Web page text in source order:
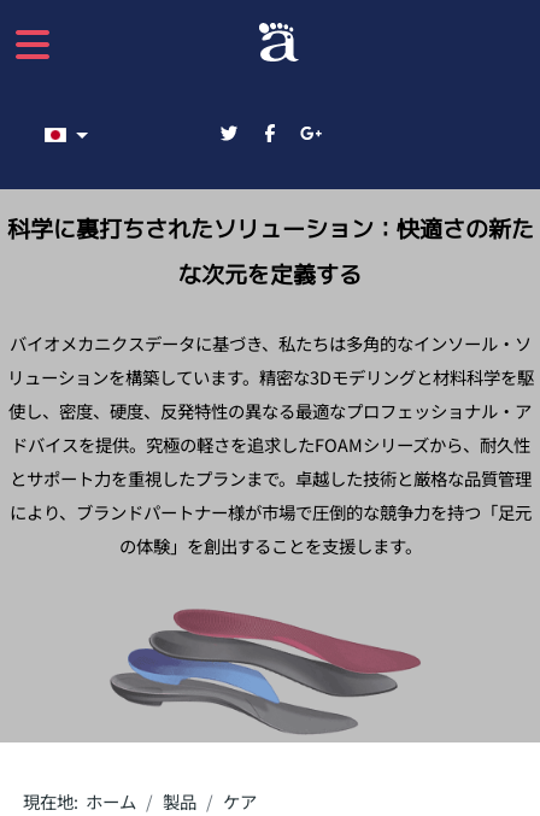
あなたが使う言語を選んでください
科学に裏打ちされたソリューション：快適さの新た
な次元を定義する
バイオメカニクスデータに基づき、私たちは多角的なインソール・ソ
リューションを構築しています。精密な3Dモデリングと材料科学を駆
使し、密度、硬度、反発特性の異なる最適なプロフェッショナル・ア
ドバイスを提供。究極の軽さを追求したFOAMシリーズから、耐久性
とサポート力を重視したプランまで。卓越した技術と厳格な品質管理
により、ブランドパートナー様が市場で圧倒的な競争力を持つ「足元
の体験」を創出することを支援します。
現在地: ホーム 製品 ケア